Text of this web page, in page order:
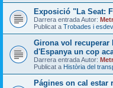
Exposició "La Seat:
Darrera entrada Autor:
Publicat a Trobades i
Girona vol recuperar
d'Espanya un cop
Darrera entrada Autor:
Publicat a Història del
Págines on cal estar